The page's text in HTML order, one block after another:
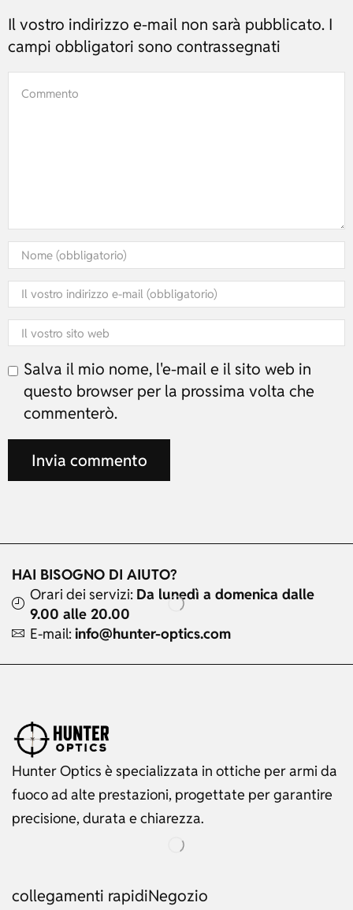
Il vostro indirizzo e-mail non sarà pubblicato. I
campi obbligatori sono contrassegnati
Salva il mio nome, l'e-mail e il sito web in
questo browser per la prossima volta che
commenterò.
HAI BISOGNO DI AIUTO?
Orari dei servizi: Da lunedì a domenica dalle
9.00 alle 20.00
E-mail: info@hunter-optics.com
Hunter Optics è specializzata in ottiche per armi da
fuoco ad alte prestazioni, progettate per garantire
precisione, durata e chiarezza.
collegamenti rapidiNegozio